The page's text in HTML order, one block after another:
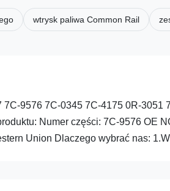
wtrysk paliwa Common Rail
9576 7C-0345 7C-4175 0R-3051
Numer części: 7C-9576 OE
Union Dlaczego wybrać nas: